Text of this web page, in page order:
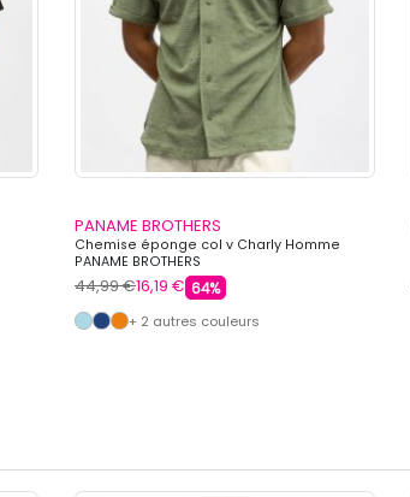
PANAME BROTHERS
Chemise éponge col v Charly Homme
PANAME BROTHERS
44,99 €16,19 € 64%
+ 2 autres couleurs